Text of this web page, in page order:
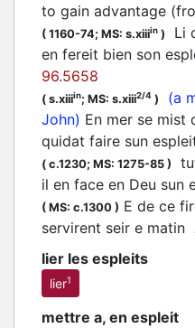
to gain advantage
( 1160-74; MS: s.xiiiin )
Li
en fereit bien son
96.5658
( s.xiiiin; MS: s.xiii2/4 )
(a
John) En mer se mist
quidat faire sun
( c.1230; MS: 1275-85 )
il en face en Deu sun
( MS: c.1300 ) E de ce
servirent seir e matin
lier les espleits
lier1
mettre a, en espleit